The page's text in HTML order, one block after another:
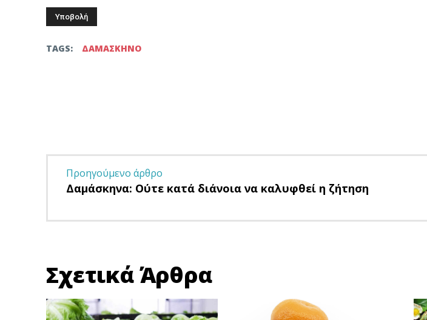
TAGS: ΔΑΜΑΣΚΗΝΟ
Προηγούμενο άρθρο
Δαμάσκηνα: Ούτε κατά διάνοια να καλυφθεί η ζήτηση
Σχετικά Άρθρα